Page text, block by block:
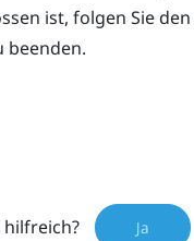
ist, folgen Sie
beenden.
hilfreich? Ja